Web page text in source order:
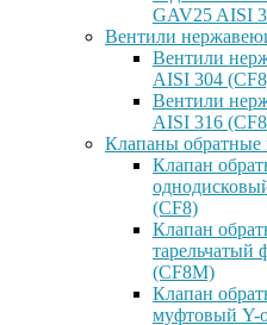
GAV25 AISI
Вентили
Вентили
AISI 304
Вентили
AISI 316
Клапаны
Клапан
(CF8)
Клапан
тарельчатый
(CF8M)
Клапан
муфтовый Y-